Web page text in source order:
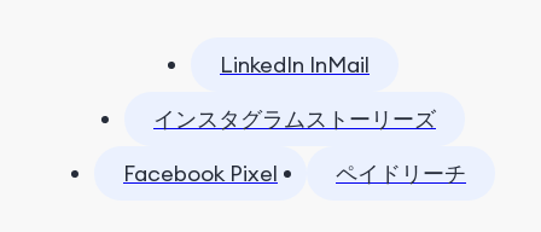
LinkedIn InMail
インスタグラムストーリーズ
Facebook Pixel
ペイドリーチ